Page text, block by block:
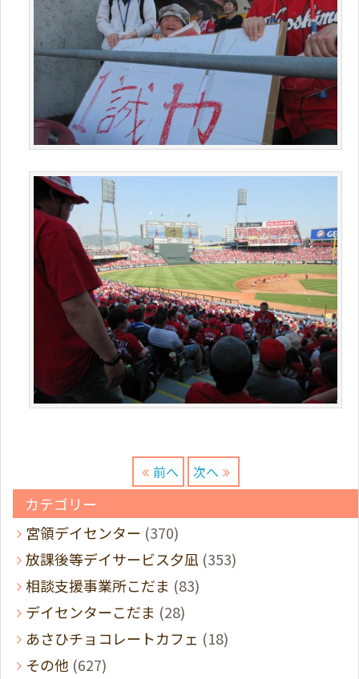
前へ 次へ
カテゴリー
宮領デイセンター (370)
放課後等デイサービス夕凪 (353)
相談支援事業所こだま (83)
デイセンターこだま (28)
あさひチョコレートカフェ (18)
その他 (627)